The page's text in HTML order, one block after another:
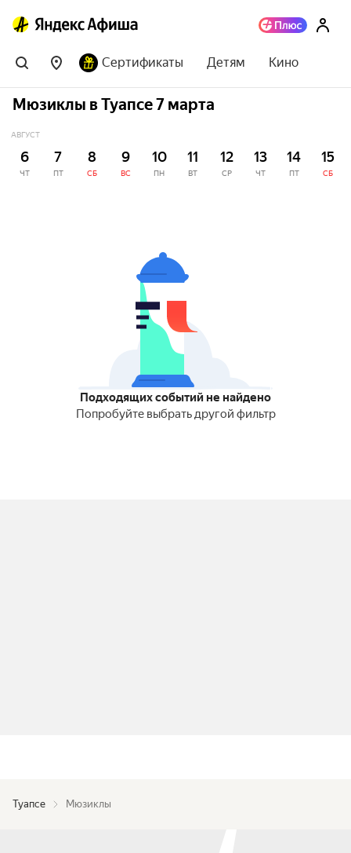
Сертификаты Детям Кино
Мюзиклы в Туапсе 7 марта
АВГУСТ
6
ЧТ
7
ПТ
8
СБ
9
ВС
10
ПН
11
ВТ
12
СР
13
ЧТ
14
ПТ
15
СБ
Подходящих событий не найдено
Попробуйте выбрать другой фильтр
Туапсе Мюзиклы